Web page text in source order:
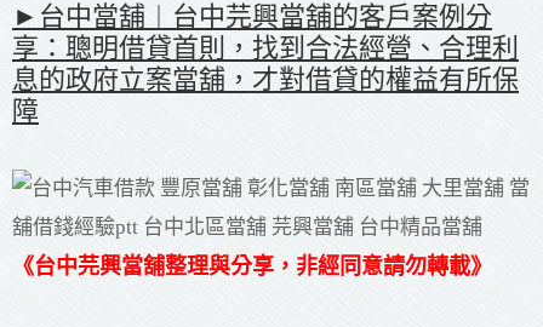
►台中當舖︱台中芫興當舖的客戶案例分
享：聰明借貸首則，找到合法經營、合理利
息的政府立案當舖，才對借貸的權益有所保
障
《台中芫興當舖整理與分享，非經同意請勿轉載》